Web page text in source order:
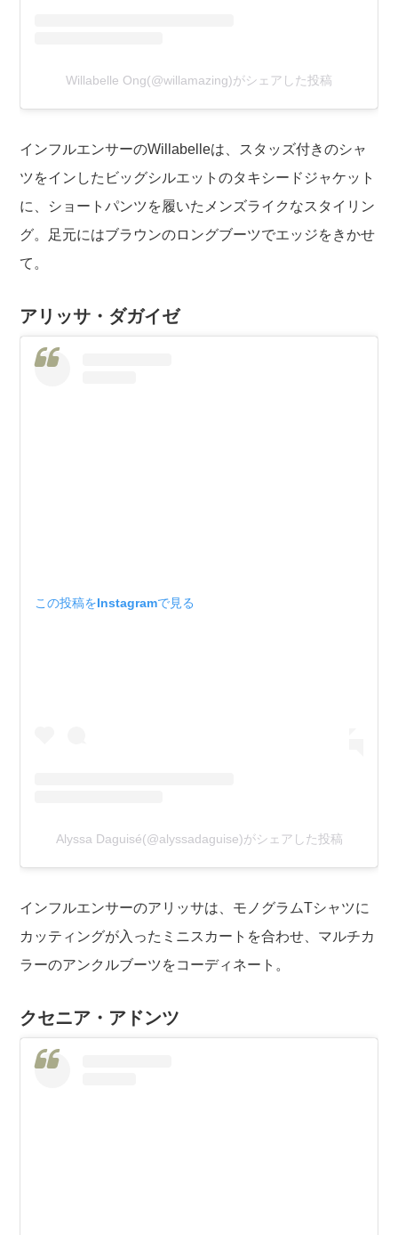
Willabelle Ong(@willamazing)がシェアした投稿
インフルエンサーのWillabelleは、スタッズ付きのシャ
ツをインしたビッグシルエットのタキシードジャケット
に、ショートパンツを履いたメンズライクなスタイリン
グ。足元にはブラウンのロングブーツでエッジをきかせ
て。
アリッサ・ダガイゼ
この投稿をInstagramで見る
Alyssa Daguisé(@alyssadaguise)がシェアした投稿
インフルエンサーのアリッサは、モノグラムTシャツに
カッティングが入ったミニスカートを合わせ、マルチカ
ラーのアンクルブーツをコーディネート。
クセニア・アドンツ